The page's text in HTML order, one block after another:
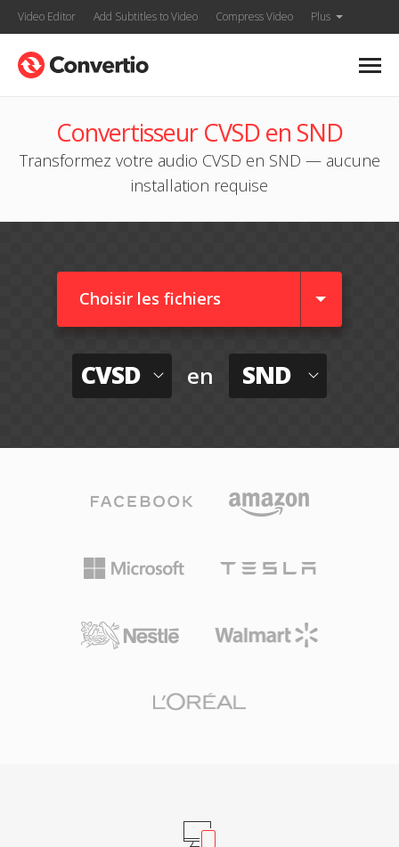
Video Editor Add Subtitles to Video Compress Video Plus
Convertisseur CVSD en SND
Transformez votre audio CVSD en SND — aucune
installation requise
Choisir les fichiers
CVSD en SND